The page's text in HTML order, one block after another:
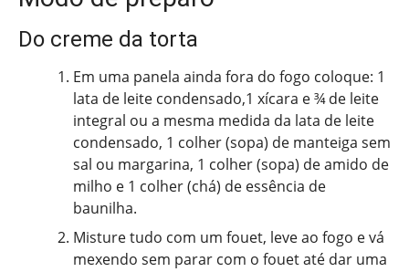
Do creme da torta
Em uma panela ainda fora do fogo coloque: 1
lata de leite condensado,1 xícara e ¾ de leite
integral ou a mesma medida da lata de leite
condensado, 1 colher (sopa) de manteiga sem
sal ou margarina, 1 colher (sopa) de amido de
milho e 1 colher (chá) de essência de
baunilha.
Misture tudo com um fouet, leve ao fogo e vá
mexendo sem parar com o fouet até dar uma